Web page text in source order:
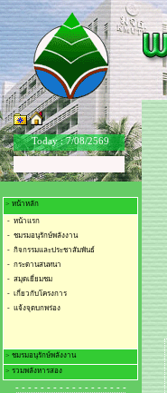
Today :7/08/2569
> หน้าหลัก
- หน้าแรก
- ชมรมอนุรักษ์พลังงาน
- กิจกรรมและประชาสัมพันธ์
- กระดานสนทนา
- สมุดเยี่ยมชม
- เกี่ยวกับโครงการ
- แจ้งจุดบกพร่อง
> ชมรมอนุรักษ์พลังงาน
- ชมรมอนุรักษ์พลังงาน
- การจัดการการใช้ไฟฟ้า
> รวมพลังหารสอง
- เก็บค่าไฟใส่กระเป๋า
- - - - - - - - - - - - - - - - - -